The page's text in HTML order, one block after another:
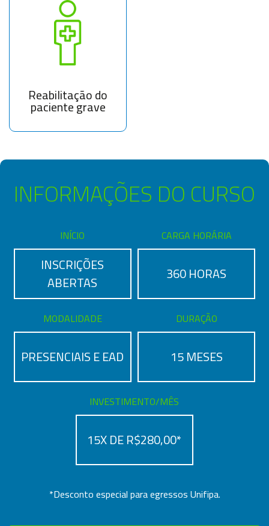
Reabilitação do
paciente grave
INFORMAÇÕES DO CURSO
INÍCIO
INSCRIÇÕES
ABERTAS
CARGA HORÁRIA
360 HORAS
MODALIDADE
PRESENCIAIS E EAD
DURAÇÃO
15 MESES
INVESTIMENTO/MÊS
15X DE R$280,00*
*Desconto especial para egressos Unifipa.